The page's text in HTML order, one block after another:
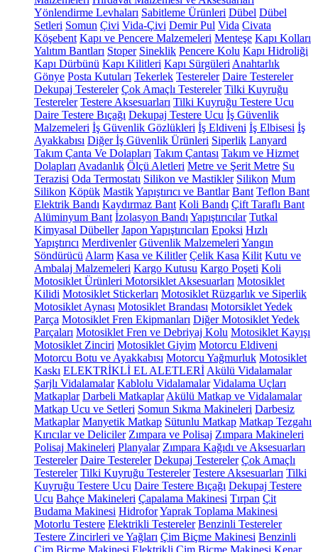
Yönlendirme Levhaları Sabitleme Ürünleri Dübel Dübel
Setleri Somun Çivi Vida-Çivi Demir Pul Vida Civata
Köşebent Kapı ve Pencere Malzemeleri Menteşe Kapı Kolları
Yalıtım Bantları Stoper Sineklik Pencere Kolu Kapı Hidroliği
Kapı Dürbünü Kapı Kilitleri Kapı Sürgüleri Anahtarlık
Gönye Posta Kutuları Tekerlek Testereler Daire Testereler
Dekupaj Testereler Çok Amaçlı Testereler Tilki Kuyruğu
Testereler Testere Aksesuarları Tilki Kuyruğu Testere Ucu
Daire Testere Bıçağı Dekupaj Testere Ucu İş Güvenlik
Malzemeleri İş Güvenlik Gözlükleri İş Eldiveni İş Elbisesi İş
Ayakkabısı Diğer İş Güvenlik Ürünleri Siperlik Lanyard
Takım Çanta Ve Dolapları Takım Çantası Takım ve Hizmet
Dolapları Avadanlık Ölçü Aletleri Metre ve Şerit Metre Su
Terazisi Oda Termostatı Silikon ve Mastikler Silikon Mum
Silikon Köpük MastikYapıştırıcı ve Bantlar Bant Teflon Bant
Elektrik Bandı Kaydırmaz Bant Koli Bandı Çift Taraflı Bant
Alüminyum Bant İzolasyon Bandı Yapıştırıcılar Tutkal
Kimyasal Dübeller Japon Yapıştırıcıları Epoksi Hızlı
Yapıştırıcı Merdivenler Güvenlik Malzemeleri Yangın
Söndürücü Alarm Kasa ve Kilitler Çelik Kasa Kilit Kutu ve
Ambalaj Malzemeleri Kargo Kutusu Kargo Poşeti Koli
Motosiklet Ürünleri Motorsiklet Aksesuarları Motosiklet
Kilidi Motosiklet Stickerları Motosiklet Rüzgarlık ve Siperlik
Motosiklet Aynası Motosiklet Brandası Motorsiklet Yedek
Parça Motosiklet Fren Ekipmanları Diğer Motosiklet Yedek
Parçaları Motosiklet Fren ve Debriyaj Kolu Motosiklet Kayışı
Motosiklet Zinciri Motosiklet Giyim Motorcu Eldiveni
Motorcu Botu ve Ayakkabısı Motorcu Yağmurluk Motosiklet
Kaskı ELEKTRİKLİ EL ALETLERİ Akülü Vidalamalar
Şarjlı Vidalamalar Kablolu Vidalamalar Vidalama Uçları
Matkaplar Darbeli Matkaplar Akülü Matkap ve Vidalamalar
Matkap Ucu ve Setleri Somun Sıkma Makineleri Darbesiz
Matkaplar Manyetik Matkap Sütunlu Matkap Matkap Tezgahı
Kırıcılar ve Deliciler Zımpara ve Polisaj Zımpara Makineleri
Polisaj Makineleri Planyalar Zımpara Kağıdı ve Aksesuarları
Testereler Daire Testereler Dekupaj Testereler Çok Amaçlı
Testereler Tilki Kuyruğu Testereler Testere Aksesuarları Tilki
Kuyruğu Testere Ucu Daire Testere Bıçağı Dekupaj Testere
Ucu Bahçe Makineleri Çapalama Makinesi Tırpan Çit
Budama Makinesi HidroforYaprak Toplama Makinesi
Motorlu Testere Elektrikli Testereler Benzinli Testereler
Testere Zincirleri ve Yağları Çim Biçme Makinesi Benzinli
Çim Biçme Makinesi Elektrikli Çim Biçme Makinesi Kenar